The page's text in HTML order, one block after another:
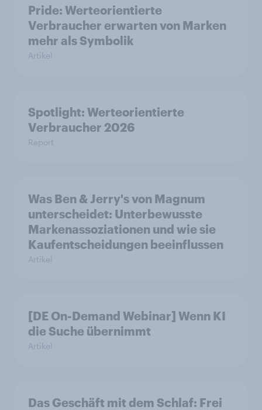
Pride: Werteorientierte
Verbraucher erwarten von Marken
mehr als Symbolik
Artikel
Spotlight: Werteorientierte
Verbraucher 2026
Report
Was Ben & Jerry's von Magnum
unterscheidet: Unterbewusste
Markenassoziationen und wie sie
Kaufentscheidungen beeinflussen
Artikel
[DE On-Demand Webinar] Wenn KI
die Suche übernimmt
Artikel
Das Geschäft mit dem Schlaf: Frei